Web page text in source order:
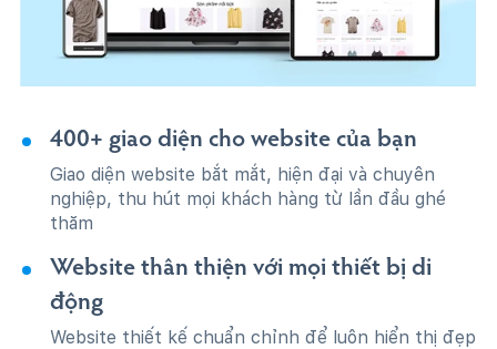
400+ giao diện cho website của bạn
Giao diện website bắt mắt, hiện đại và chuyên
nghiệp, thu hút mọi khách hàng từ lần đầu ghé
thăm
Website thân thiện với mọi thiết bị di
động
Website thiết kế chuẩn chỉnh để luôn hiển thị đẹp